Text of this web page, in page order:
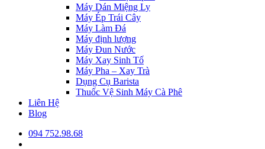
Máy Dán Miệng Ly
Máy Ép Trái Cây
Máy Làm Đá
Máy định lượng
Máy Đun Nước
Máy Xay Sinh Tố
Máy Pha – Xay Trà
Dụng Cụ Barista
Thuốc Vệ Sinh Máy Cà Phê
Liên Hệ
Blog
094 752.98.68